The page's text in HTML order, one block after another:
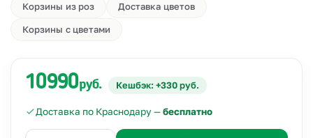
Корзины из роз Доставка цветов
Корзины с цветами
10990руб. Кешбэк: +330 руб.
Доставка по Краснодару —бесплатно